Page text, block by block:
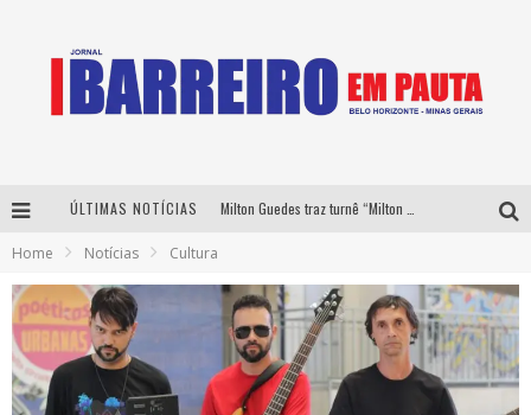
ÚLTIMAS NOTÍCIAS
É neste sábado: Marcelinho de Lima e Trio Virgulino agitam o Forró do Givanildo em Pedro Leopoldo
Yan traz a turnê nacional do PagodYANdo para Belo Horizonte
Home Notícias Cultura